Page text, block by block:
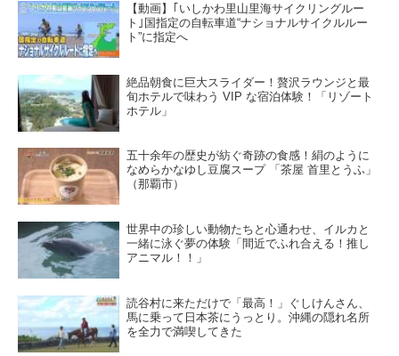
【動画】｢いしかわ里山里海サイクリングルー
ト｣国指定の自転車道“ナショナルサイクルルー
ト”に指定へ
絶品朝食に巨大スライダー！贅沢ラウンジと最
旬ホテルで味わう VIP な宿泊体験！「リゾート
ホテル」
五十余年の歴史が紡ぐ奇跡の食感！絹のように
なめらかなゆし豆腐スープ 「茶屋 首里とうふ」
（那覇市）
世界中の珍しい動物たちと心通わせ、イルカと
一緒に泳ぐ夢の体験「間近でふれ合える！推し
アニマル！！」
読谷村に来ただけで「最高！」ぐしけんさん、
馬に乗って日本茶にうっとり。沖縄の隠れ名所
を全力で満喫してきた